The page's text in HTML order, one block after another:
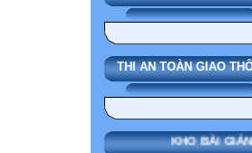
THI AN TOÀN GIAO
KHO BÀI